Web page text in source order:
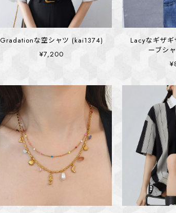
Gradationな空シャツ (kai1374)
¥7,200
Lacyなギザ
ーブシ